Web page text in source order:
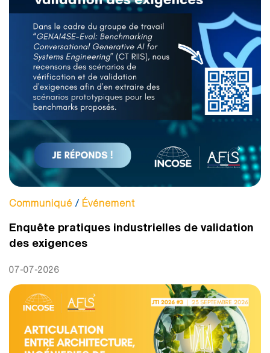
Communiqué / Événement
Enquête pratiques industrielles de validation
des exigences
07-07-2026